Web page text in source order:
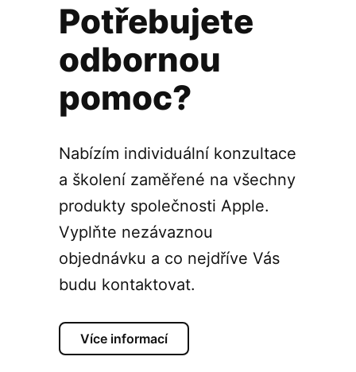
Potřebujete
odbornou
pomoc?
Nabízím individuální konzultace
a školení zaměřené na všechny
produkty společnosti Apple.
Vyplňte nezávaznou
objednávku a co nejdříve Vás
budu kontaktovat.
Více informací